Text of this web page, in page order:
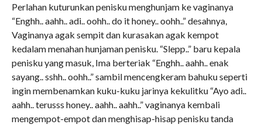
Perlahan kuturunkan penisku menghunjam ke vaginanya
“Enghh.. aahh.. adi.. oohh.. do it honey.. oohh..” desahnya,
Vaginanya agak sempit dan kurasakan agak kempot
kedalam menahan hunjaman penisku. “Slepp..” baru kepala
penisku yang masuk, Ima berteriak “Enghh.. aahh.. enak
sayang.. sshh.. oohh..” sambil mencengkeram bahuku seperti
ingin membenamkan kuku-kuku jarinya kekulitku “Ayo adi..
aahh.. terusss honey.. aahh.. aahh..” vaginanya kembali
mengempot-empot dan menghisap-hisap penisku tanda